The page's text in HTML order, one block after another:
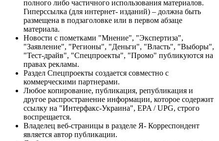
полного либо частичного использования материалов.
Гиперссылка (для интернет- изданий) – должна быть
размещена в подзаголовке или в первом абзаце
материала.
Новости с пометками "Мнение", "Экспертиза",
"Заявление", "Регионы", "Деньги", "Власть", "Выборы",
"Тест-драйв", "Спецпроекты", "Промо" публикуются на
правах рекламы.
Раздел Спецпроекты создается совместно с
коммерческими партнерами.
Любое копирование, публикация, републикация и
другое распространение информации, которое содержит
ссылку на "Интерфакс-Украина", EPA / UPG, строго
воспрещается.
Владелец веб-страницы в разделе Я- Корреспондент
является автор публикации.